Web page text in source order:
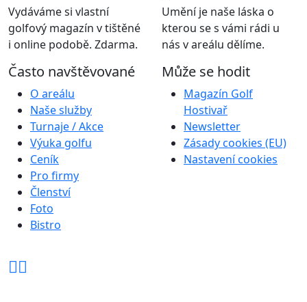
Vydáváme si vlastní
golfový magazín v tištěné
i online podobě. Zdarma.
Umění je naše láska o
kterou se s vámi rádi u
nás v areálu dělíme.
Často navštěvované
O areálu
Naše služby
Turnaje / Akce
Výuka golfu
Ceník
Pro firmy
Členství
Foto
Bistro
Může se hodit
Magazín Golf
Hostivař
Newsletter
Zásady cookies (EU)
Nastavení cookies